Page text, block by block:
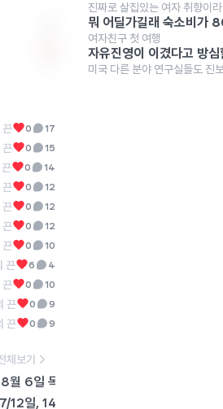
끈 0 17
끈 0 15
0 14
끈 0 12
끈 0 12
끈 0 12
끈 0 10
끈 6 4
끈 0 10
끈 0 9
끈 0 9
17
체보기
월 6일 목요일 1PM
12일, 14일
진짜로 살집있는 여자 취향이라
여자친구 첫 여행